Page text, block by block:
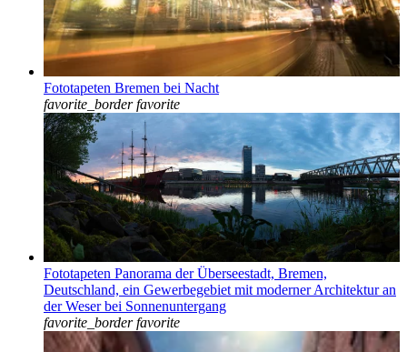
Fototapeten Bremen bei Nacht
favorite_border favorite
Fototapeten Panorama der Überseestadt, Bremen,
Deutschland, ein Gewerbegebiet mit moderner Architektur an
der Weser bei Sonnenuntergang
favorite_border favorite